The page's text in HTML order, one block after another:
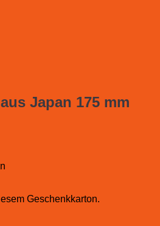
Japan 175 mm
Geschenkkarton.